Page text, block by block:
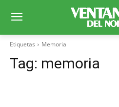
Etiquetas Memoria
Tag: memoria